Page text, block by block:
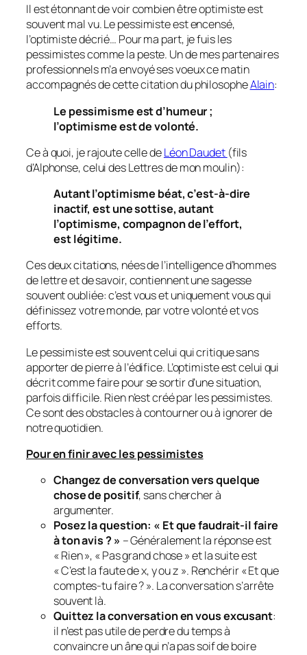
Il est étonnant de voir combien être optimiste est
souvent mal vu. Le pessimiste est encensé,
l’optimiste décrié… Pour ma part, je fuis les
pessimistes comme la peste. Un de mes partenaires
professionnels m’a envoyé ses voeux ce matin
accompagnés de cette citation du philosopheAlain:
Le pessimisme est d’humeur ;
l’optimisme est de volonté.
Ce à quoi, je rajoute celle deLéon Daudet (fils
d’Alphonse, celui des Lettres de mon moulin):
Autant l’optimisme béat, c’est-à-dire
inactif, est une sottise, autant
l’optimisme, compagnon de l’effort,
est légitime.
Ces deux citations, nées de l’intelligence d’hommes
de lettre et de savoir, contiennent une sagesse
souvent oubliée: c’est vous et uniquement vous qui
définissez votre monde, par votre volonté et vos
efforts.
Le pessimiste est souvent celui qui critique sans
apporter de pierre à l’édifice. L’optimiste est celui qui
décrit comme faire pour se sortir d’une situation,
parfois difficile. Rien n’est créé par les pessimistes.
Ce sont des obstacles à contourner ou à ignorer de
notre quotidien.
Pour en finir avec les pessimistes
Changez de conversation vers quelque
chose de positif, sans chercher à
argumenter.
Posez la question: « Et que faudrait-il faire
à ton avis ? » – Généralement la réponse est
« Rien », « Pas grand chose » et la suite est
« C’est la faute de x, y ou z ». Renchérir « Et que
comptes-tu faire ? ». La conversation s’arrête
souvent là.
Quittez la conversation en vous excusant:
il n’est pas utile de perdre du temps à
convaincre un âne qui n’a pas soif de boire